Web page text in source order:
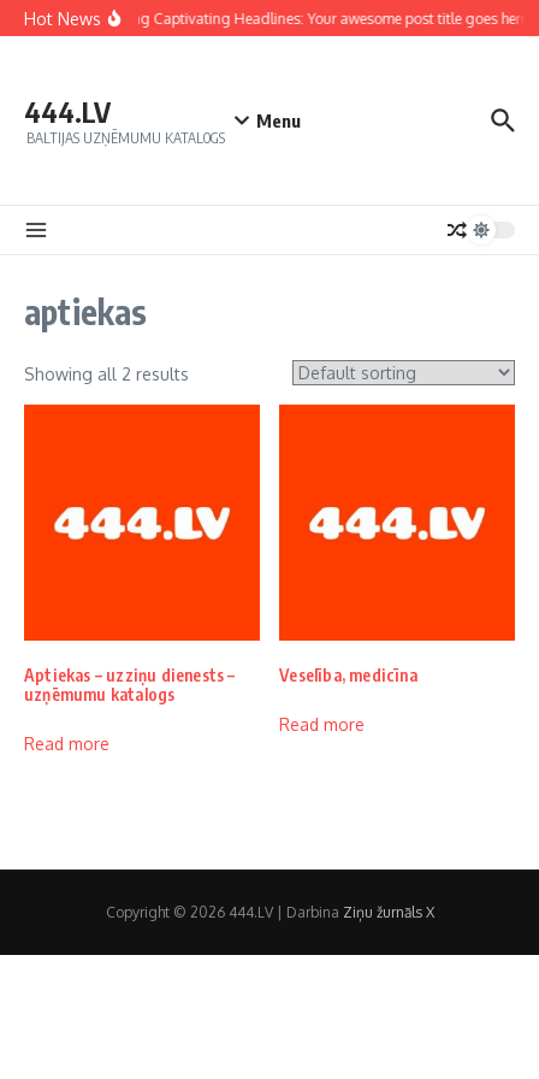
Hot NewsCrafting Captivating Headlines: Your awesome post title goes here
444.LV
BALTIJAS UZŅĒMUMU KATALOGS
Menu
aptiekas
Showing all 2 results
Aptiekas – uzziņu dienests –
uzņēmumu katalogs
Read more
Veselība, medicīna
Read more
Copyright © 2026 444.LV | Darbina Ziņu žurnāls X